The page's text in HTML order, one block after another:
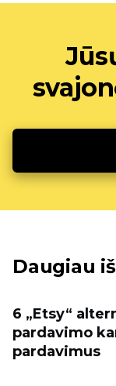
Daugiau
6 „Etsy“
pardavimo
pardavimus